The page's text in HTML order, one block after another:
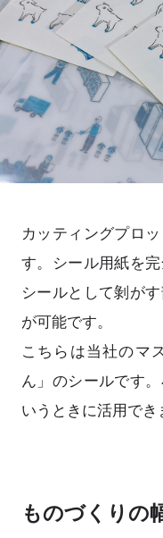
カッティングプロ
す。シール用紙を
シールとして剝が
が可能です。
こちらは当社のマ
ん」のシールです
いうときに活用でき
ものづくりの